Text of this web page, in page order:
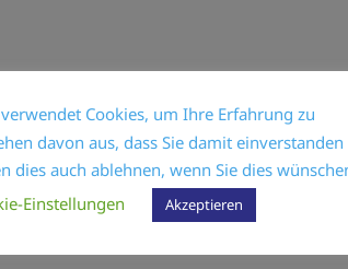
Cookies, um Ihre Erfahrung zu
davon aus, dass Sie damit einverstanden
dies auch ablehnen, wenn Sie dies
Einstellungen
Akzeptieren